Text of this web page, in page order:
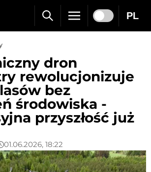
PL
dron
rewolucjonizuje
bez
środowiska -
przyszłość już
01.06.2026, 18:22